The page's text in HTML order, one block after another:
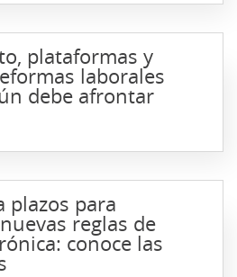
plataformas y
laborales
debe afrontar
plazos para
reglas de
conoce las